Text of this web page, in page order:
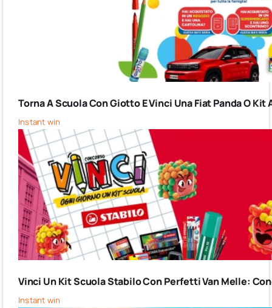
Torna A Scuola Con Giotto E Vinci Una Fiat Panda O
Instant win
Vinci Un Kit Scuola Stabilo Con Perfetti Van Melle:
Instant win